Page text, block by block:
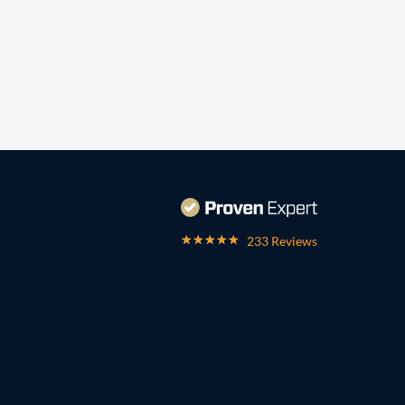
233 Reviews